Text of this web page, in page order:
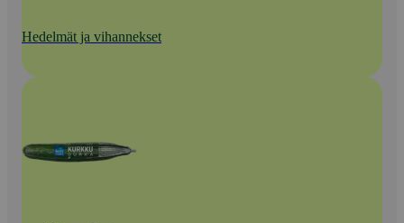
Hedelmät ja vihannekset